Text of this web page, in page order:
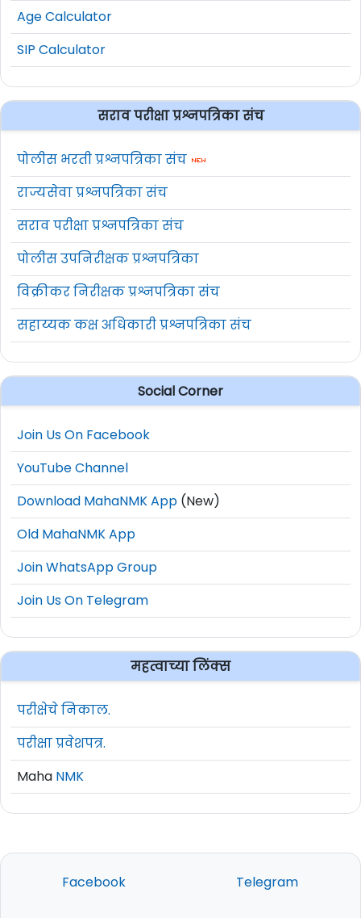
Age Calculator
SIP Calculator
सराव परीक्षा प्रश्नपत्रिका संच
पोलीस भरती प्रश्नपत्रिका संच
राज्यसेवा प्रश्नपत्रिका संच
सराव परीक्षा प्रश्नपत्रिका संच
पोलीस उपनिरीक्षक प्रश्नपत्रिका
विक्रीकर निरीक्षक प्रश्नपत्रिका संच
सहाय्यक कक्ष अधिकारी प्रश्नपत्रिका संच
Social Corner
Join Us On Facebook
YouTube Channel
Download MahaNMK App (New)
Old MahaNMK App
Join WhatsApp Group
Join Us On Telegram
महत्वाच्या लिंक्स
परीक्षेचे निकाल.
परीक्षा प्रवेशपत्र.
Maha NMK
Facebook Telegram